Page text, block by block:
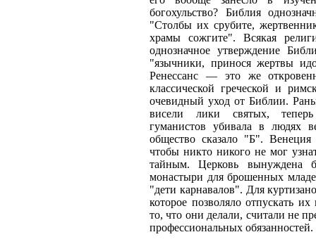
богохульство? Библия
"Столбы их срубите,
храмы сожгите". Всякая
однозначное утверждение
"язычники, принося жертвы
Ренессанс — это же
классической греческой и
очевидный уход от Библии.
висели лики святых,
гуманистов убивала в людях
общество сказало "Б". Венеция
чтобы никто никого не мог
тайным. Церковь вынуждена
монастыри для брошенных
"дети карнавалов". Для
которое позволяло отпускать
то, что они делали, считали не
профессиональных обязанностей.